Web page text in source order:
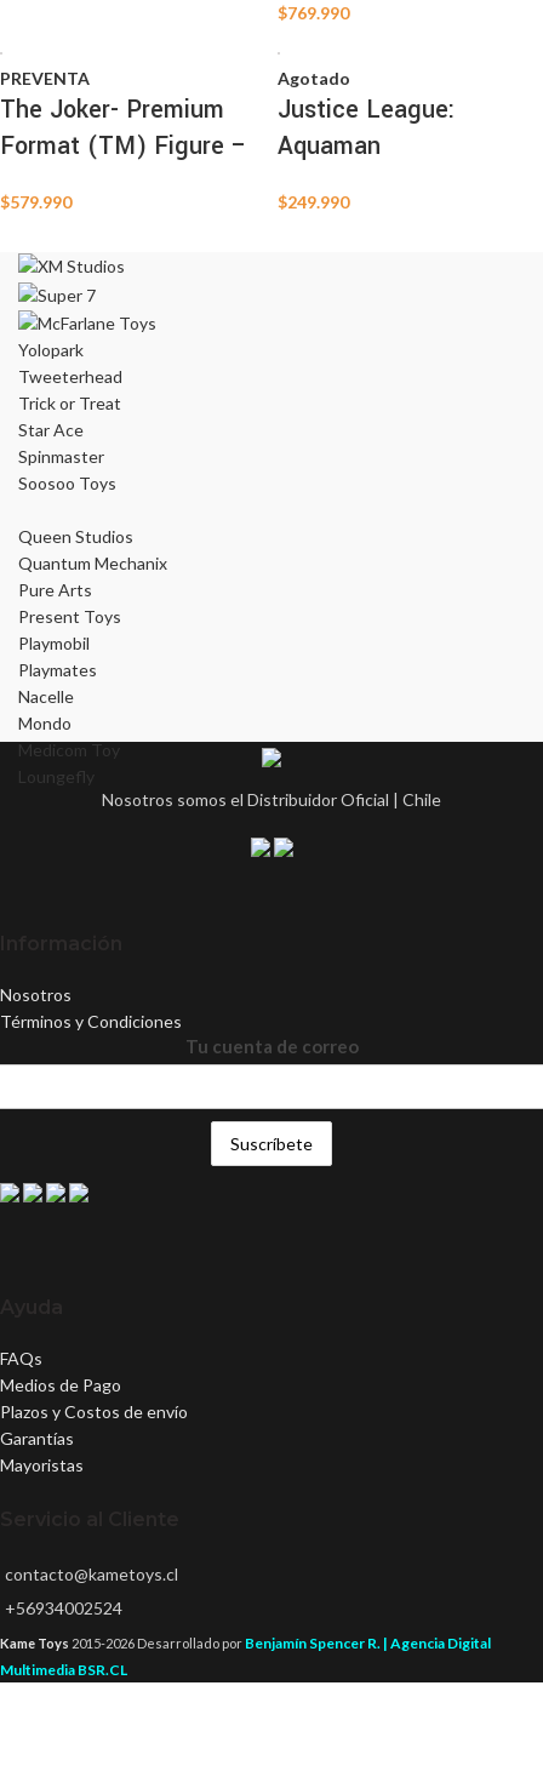
$769.990
PREVENTA
The Joker- Premium
Format (TM) Figure –
$579.990
Agotado
Justice League:
Aquaman
$249.990
Yolopark
Tweeterhead
Trick or Treat
Star Ace
Spinmaster
Soosoo Toys
Queen Studios
Quantum Mechanix
Pure Arts
Present Toys
Playmobil
Playmates
Nacelle
Mondo
Medicom Toy
Loungefly
Nosotros somos el Distribuidor Oficial | Chile
Nosotros
Términos y Condiciones
Tu cuenta de correo
FAQs
Medios de Pago
Plazos y Costos de envío
Garantías
Mayoristas
contacto@kametoys.cl
+56934002524
Kame Toys 2015-2026 Desarrollado por Benjamín Spencer R. | Agencia Digital
Multimedia BSR.CL